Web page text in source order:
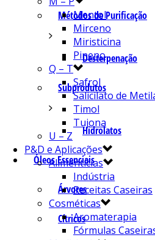
Métodos de Purificação
Desterpenação
Subprodutos
Hidrolatos
Óleos Essenciais
Árvores
Cítricos
Mentol
Mirceno
Miristicina
Pineno
Q – T
Safrol
Salicilato de
Timol
Tujona
U – Z
P&D e Aplicações
Alimentícias
Indústria
Receitas Caseiras
Cosméticas
Aromaterapia
Fórmulas